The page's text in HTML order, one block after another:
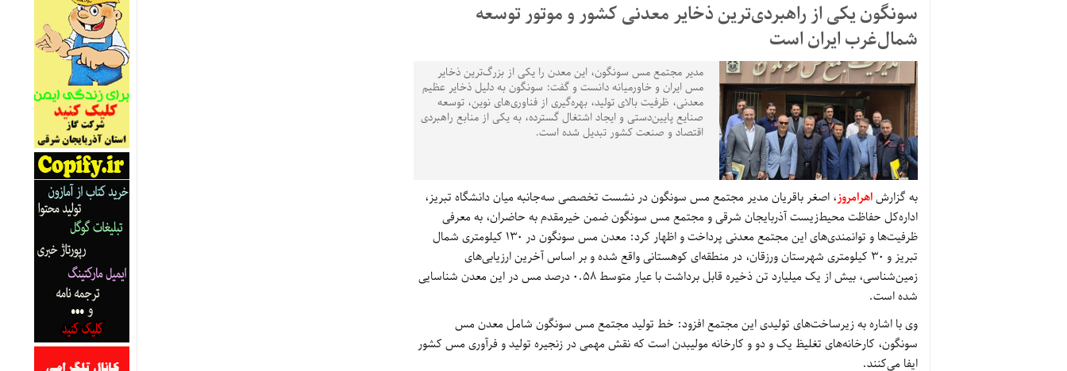
سونگون یکی از راهبردی‌ترین ذخایر معدنی کشور و موتور توسعه
شمال‌غرب ایران است
مدیر مجتمع مس سونگون، این معدن را یکی از بزرگ‌ترین ذخایر
مس ایران و خاورمیانه دانست و گفت: سونگون به دلیل ذخایر عظیم
معدنی، ظرفیت بالای تولید، بهره‌گیری از فناوری‌های نوین، توسعه
صنایع پایین‌دستی و ایجاد اشتغال گسترده، به یکی از منابع راهبردی
اقتصاد و صنعت کشور تبدیل شده است.
به گزارشاهرامروز، اصغر باقریان مدیر مجتمع مس سونگون در نشست تخصصی سه‌جانبه میان دانشگاه تبریز،
اداره‌کل حفاظت محیط‌زیست آذربایجان شرقی و مجتمع مس سونگون ضمن خیرمقدم به حاضران، به معرفی
ظرفیت‌ها و توانمندی‌های این مجتمع معدنی پرداخت و اظهار کرد: معدن مس سونگون در ۱۳۰ کیلومتری شمال
تبریز و ۳۰ کیلومتری شهرستان ورزقان، در منطقه‌ای کوهستانی واقع شده و بر اساس آخرین ارزیابی‌های
زمین‌شناسی، بیش از یک میلیارد تن ذخیره قابل برداشت با عیار متوسط ۰.۵۸ درصد مس در این معدن شناسایی
شده است.
وی با اشاره به زیرساخت‌های تولیدی این مجتمع افزود: خط تولید مجتمع مس سونگون شامل معدن مس
سونگون، کارخانه‌های تغلیظ یک و دو و کارخانه مولیبدن است که نقش مهمی در زنجیره تولید و فرآوری مس کشور
ایفا می‌کنند.